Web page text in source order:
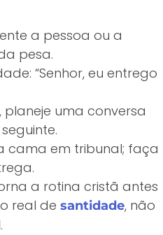
a pessoa ou a
pesa.
“Senhor, eu entrego
planeje uma conversa
cama em tribunal; faça
a rotina cristã antes
real de santidade, não